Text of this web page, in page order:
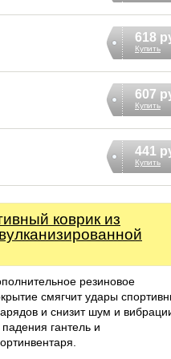
618
Купить
607
Купить
441
Купить
коврик из
резиновое
смягчит удары
и снизит шум и
падения гантель и